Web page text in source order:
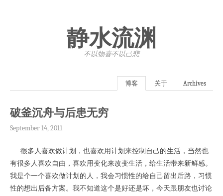
静水流渊
不以物喜·不以己悲
博客 关于 Archives
破釜沉舟与后患无穷
September 14, 2011
很多人喜欢做计划，也喜欢用计划来控制自己的生活，当然也
有很多人喜欢自由，喜欢用变化来改变生活，给生活带来新鲜感。
我是个一个喜欢做计划的人，我会习惯性的给自己留出后路，习惯
性的想出后备方案。我不知道这个是好还是坏，今天跟朋友也讨论